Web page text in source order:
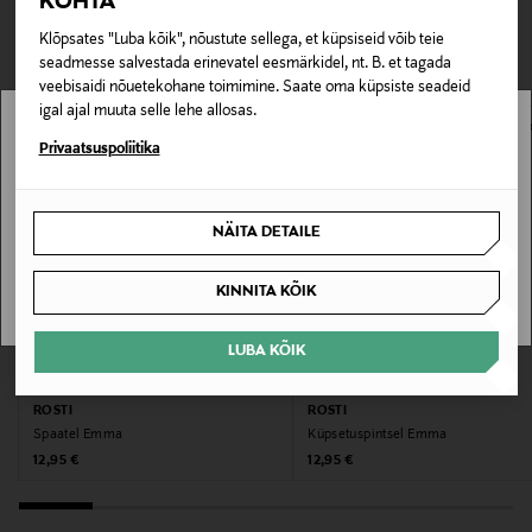
Klõpsates "Luba kõik", nõustute sellega, et küpsiseid võib teie
seadmesse salvestada erinevatel eesmärkidel, nt. B. et tagada
veebisaidi nõuetekohane toimimine. Saate oma küpsiste seadeid
igal ajal muuta selle lehe allosas.
Privaatsuspoliitika
NÄITA DETAILE
KINNITA KÕIK
LUBA KÕIK
LOE LISAKS
Tootenumber
177962101
Silikoon, PP-plast
Hooldusjuhendid
Võib pesta nõudepesumasinas.
Garantii
60 kuud
Värv
BLACK
0,00 € – 4,90 €
TEISED KLIENDID
VAATASID KA
ROSTI
Spaatel Emma
Original Price
12,95 €
ROSTI
Küpsetuspintsel Emma
Original Price
12,95 €
Stockmann pole Sinu riigis saadaval.
SAAN ARU